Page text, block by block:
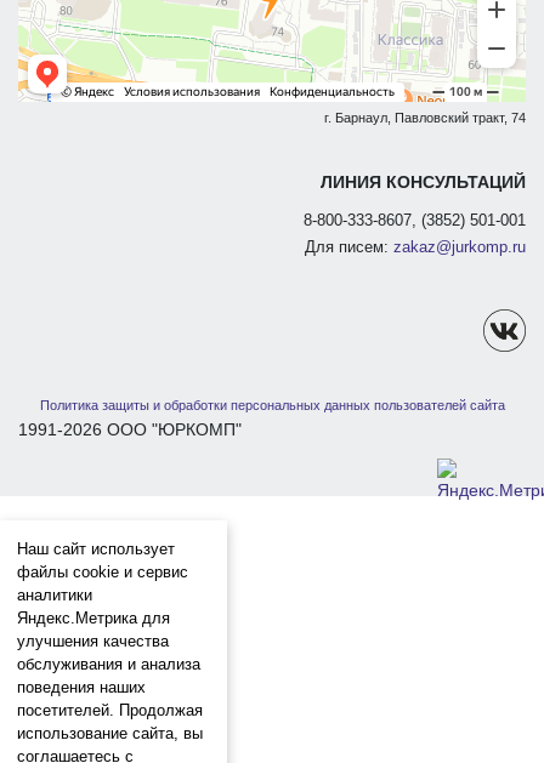
г. Барнаул, Павловский тракт, 74
ЛИНИЯ КОНСУЛЬТАЦИЙ
8-800-333-8607, (3852) 501-001
Для писем: zakaz@jurkomp.ru
Политика защиты и обработки персональных данных пользователей сайта
1991-2026 ООО "ЮРКОМП"
Наш сайт использует
файлы cookie и сервис
аналитики
Яндекс.Метрика для
улучшения качества
обслуживания и анализа
поведения наших
посетителей. Продолжая
использование сайта, вы
соглашаетесь с